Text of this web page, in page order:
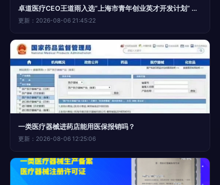
卓道医疗CEO王道雨入选“上海市青年创业英才开发计划” 领跑I类医疗器械创新突破
更新：2026-08-06 21:45:22
一类医疗器械进药店能用医保报销吗？
更新：2026-08-06 12:25:06